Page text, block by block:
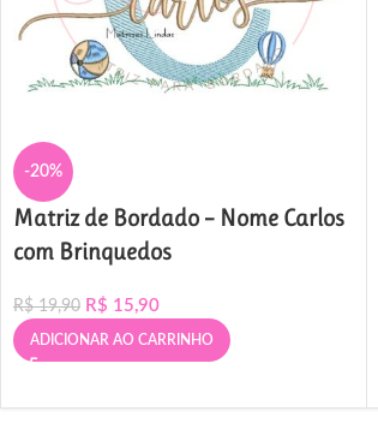
-20%
Matriz de Bordado – Nome Carlos
com Brinquedos
R$19,90 R$ 15,90
ADICIONAR AO CARRINHO